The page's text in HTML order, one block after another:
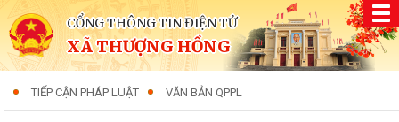
CỔNG THÔNG TIN ĐIỆN TỬ
XÃ THƯỢNG HỒNG
TIẾP CẬN PHÁP LUẬT VĂN BẢN QPPL